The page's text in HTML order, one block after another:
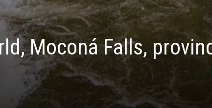
Moconá Falls,